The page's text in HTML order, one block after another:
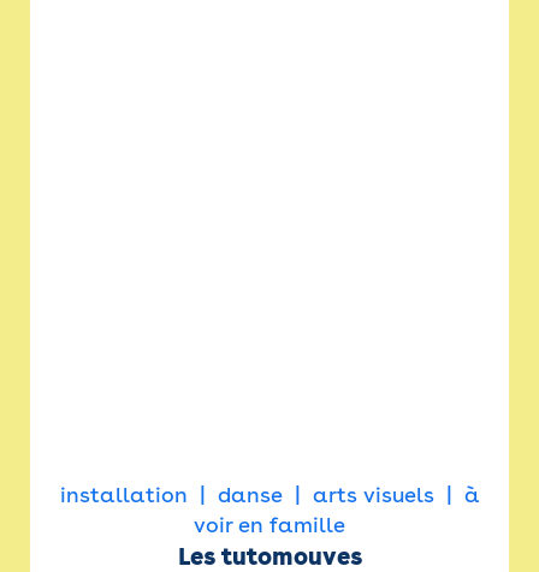
installation danse arts visuels
à
voir en famille
Les tutomouves